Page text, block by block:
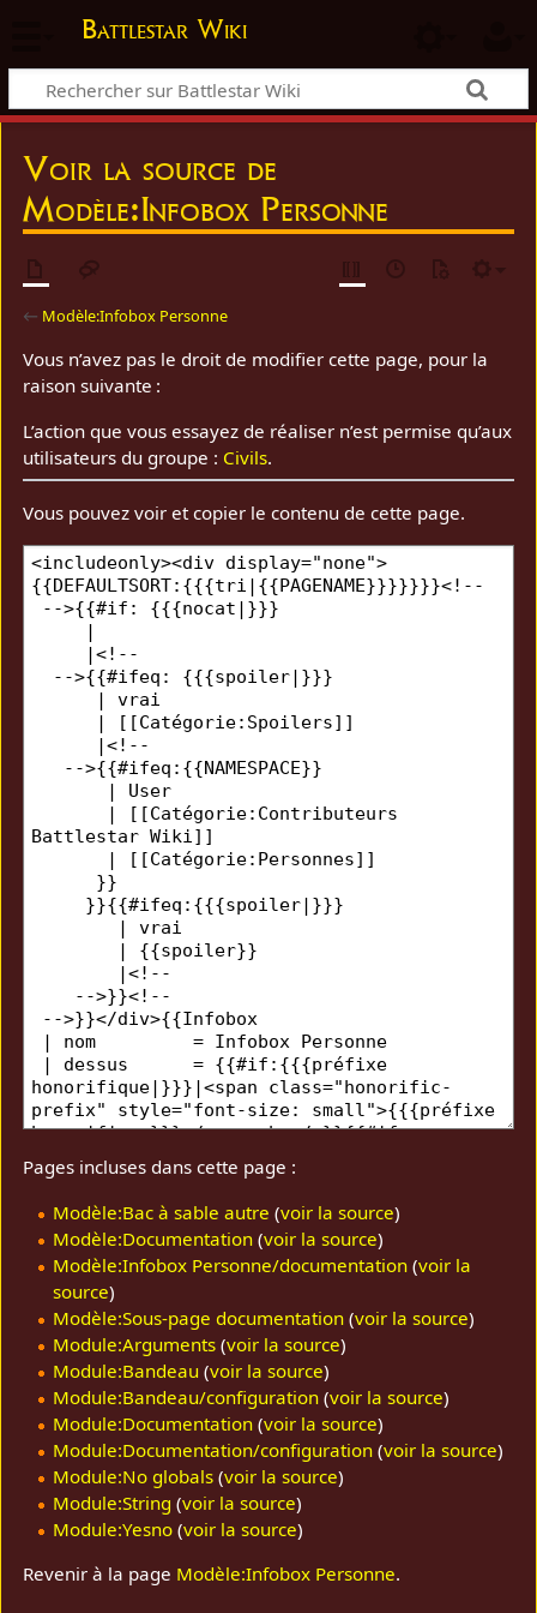
Battlestar Wiki
Voir la source de
Modèle:Infobox Personne
← Modèle:Infobox Personne
Vous n’avez pas le droit de modifier cette page, pour la
raison suivante :
L’action que vous essayez de réaliser n’est permise qu’aux
utilisateurs du groupe : Civils.
Vous pouvez voir et copier le contenu de cette page.
Pages incluses dans cette page :
Modèle:Bac à sable autre (voir la source)
Modèle:Documentation(voir la source)
Modèle:Infobox Personne/documentation(voir la
source)
Modèle:Sous-page documentation(voir la source)
Module:Arguments(voir la source)
Module:Bandeau (voir la source)
Module:Bandeau/configuration(voir la source)
Module:Documentation(voir la source)
Module:Documentation/configuration(voir la source)
Module:No globals(voir la source)
Module:String (voir la source)
Module:Yesno(voir la source)
Revenir à la page Modèle:Infobox Personne.